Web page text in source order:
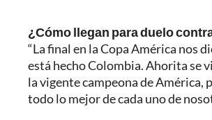
¿Cómo llegan para duelo
“La final en la Copa América nos
está hecho Colombia. Ahorita se
la vigente campeona de
todo lo mejor de cada uno de